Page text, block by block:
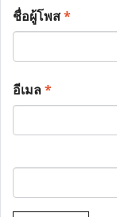
ชื่อผู้โพส*
อีเมล*